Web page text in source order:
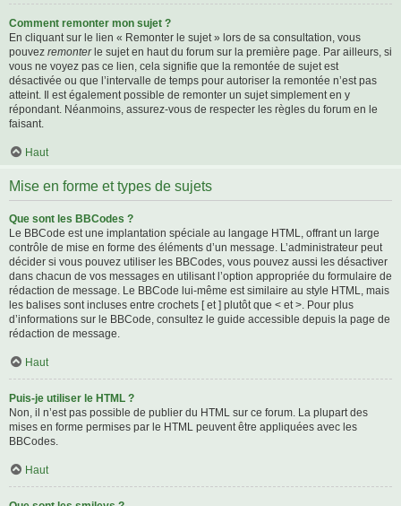
Comment remonter mon sujet ?
En cliquant sur le lien « Remonter le sujet » lors de sa consultation, vous
pouvez remonterle sujet en haut du forum sur la première page. Par ailleurs, si
vous ne voyez pas ce lien, cela signifie que la remontée de sujet est
désactivée ou que l’intervalle de temps pour autoriser la remontée n’est pas
atteint. Il est également possible de remonter un sujet simplement en y
répondant. Néanmoins, assurez-vous de respecter les règles du forum en le
faisant.
Haut
Mise en forme et types de sujets
Que sont les BBCodes ?
Le BBCode est une implantation spéciale au langage HTML, offrant un large
contrôle de mise en forme des éléments d’un message. L’administrateur peut
décider si vous pouvez utiliser les BBCodes, vous pouvez aussi les désactiver
dans chacun de vos messages en utilisant l’option appropriée du formulaire de
rédaction de message. Le BBCode lui-même est similaire au style HTML, mais
les balises sont incluses entre crochets [ et ] plutôt que < et >. Pour plus
d’informations sur le BBCode, consultez le guide accessible depuis la page de
rédaction de message.
Haut
Puis-je utiliser le HTML ?
Non, il n’est pas possible de publier du HTML sur ce forum. La plupart des
mises en forme permises par le HTML peuvent être appliquées avec les
BBCodes.
Haut